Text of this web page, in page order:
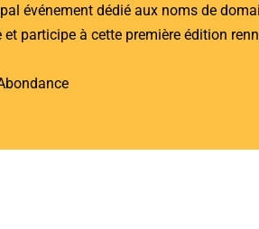
événement dédié aux noms de
participe à cette première édition